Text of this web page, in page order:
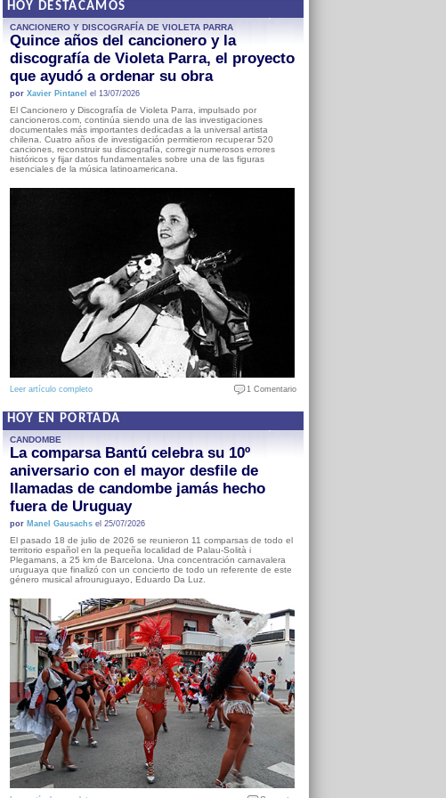
HOY DESTACAMOS
CANCIONERO Y DISCOGRAFÍA DE VIOLETA PARRA
Quince años del cancionero y la
discografía de Violeta Parra, el proyecto
que ayudó a ordenar su obra
por Xavier Pintanel el 13/07/2026
El Cancionero y Discografía de Violeta Parra, impulsado por
cancioneros.com, continúa siendo una de las investigaciones
documentales más importantes dedicadas a la universal artista
chilena. Cuatro años de investigación permitieron recuperar 520
canciones, reconstruir su discografía, corregir numerosos errores
históricos y fijar datos fundamentales sobre una de las figuras
esenciales de la música latinoamericana.
Leer artículo completo 1 Comentario
HOY EN PORTADA
CANDOMBE
La comparsa Bantú celebra su 10º
aniversario con el mayor desfile de
llamadas de candombe jamás hecho
fuera de Uruguay
por Manel Gausachsel 25/07/2026
El pasado 18 de julio de 2026 se reunieron 11 comparsas de todo el
territorio español en la pequeña localidad de Palau-Solità i
Plegamans, a 25 km de Barcelona. Una concentración carnavalera
uruguaya que finalizó con un concierto de todo un referente de este
género musical afrouruguayo, Eduardo Da Luz.